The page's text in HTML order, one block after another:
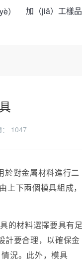
） 加（jiā）工樣品
1047
於對金屬材料進行二
下兩個模具組成，
的材料選擇要具有足
計要合理，以確保金
況。此外，模具